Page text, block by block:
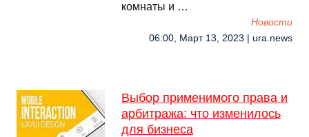
комнаты и …
Новости
06:00, Март 13, 2023 | ura.news
Выбор применимого права и
арбитража: что изменилось
для бизнеса